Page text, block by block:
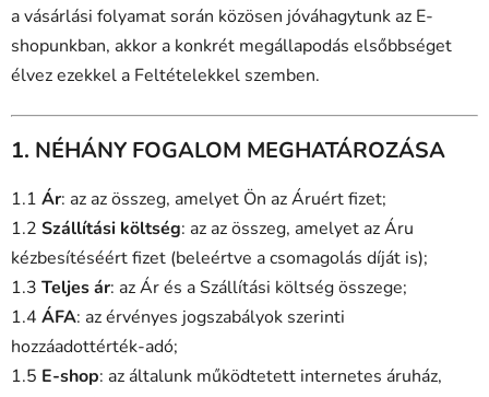
a vásárlási folyamat során közösen jóváhagytunk az E-
shopunkban, akkor a konkrét megállapodás elsőbbséget
élvez ezekkel a Feltételekkel szemben.
1. NÉHÁNY FOGALOM MEGHATÁROZÁSA
1.1 Ár: az az összeg, amelyet Ön az Áruért fizet;
1.2 Szállítási költség: az az összeg, amelyet az Áru
kézbesítéséért fizet (beleértve a csomagolás díját is);
1.3 Teljes ár: az Ár és a Szállítási költség összege;
1.4 ÁFA: az érvényes jogszabályok szerinti
hozzáadottérték-adó;
1.5 E-shop: az általunk működtetett internetes áruház,